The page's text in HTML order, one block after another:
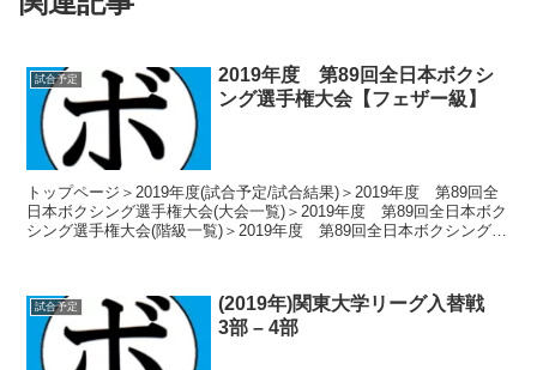
試合予定
2019年度 第89回全日本ボクシ
ング選手権大会【フェザー級】
トップページ＞2019年度(試合予定/試合結果)＞2019年度 第89回全
日本ボクシング選手権大会(大会一覧)＞2019年度 第89回全日本ボク
シング選手権大会(階級一覧)＞2019年度 第89回全日本ボクシング選
試合予定
(2019年)関東大学リーグ入替戦
3部 – 4部